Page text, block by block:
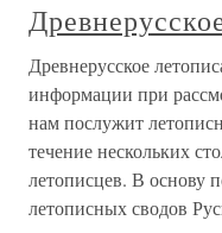
Древнерусское
информации при
нам послужит
течение нескольких
летописцев. В основу
летописных сводов